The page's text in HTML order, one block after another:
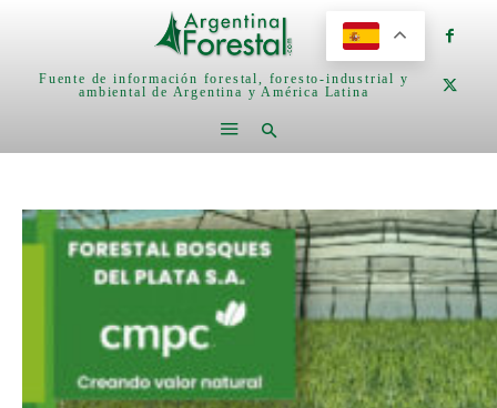
Fuente de información forestal, foresto-industrial y
ambiental de Argentina y América Latina